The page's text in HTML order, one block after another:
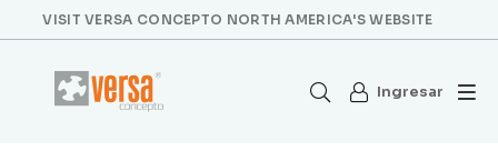
VISIT VERSA CONCEPTO NORTH AMERICA'S WEBSITE
Ingresar